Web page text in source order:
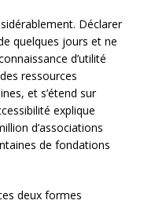
Déclarer
quelques jours et ne
d’utilité
ressources
et s’étend sur
explique
d’associations
de fondations
deux formes